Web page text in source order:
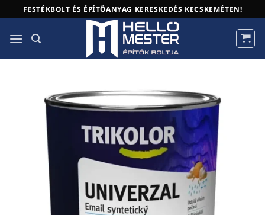
to
content
FESTÉKBOLT ÉS ÉPÍTŐANYAG KERESKEDÉS KECSKEMÉTEN!